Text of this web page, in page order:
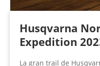
Husqvarna
Expedition
La gran trail de